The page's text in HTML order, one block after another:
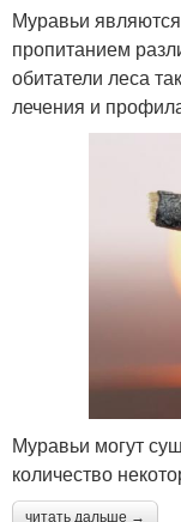
Муравьи
пропитанием
обитатели леса
лечения и
Муравьи могут
количество
читать дальше →